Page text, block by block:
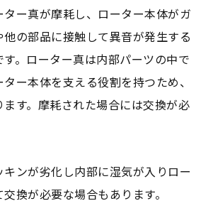
ー真が摩耗し、ローター本体がガ
の部品に接触して異音が発生する
。ローター真は内部パーツの中で
ー本体を支える役割を持つため、
す。摩耗された場合には交換が必
キンが劣化し内部に湿気が入りロー
換が必要な場合もあります。